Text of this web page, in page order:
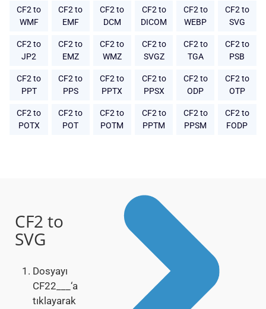
CF2 to
WMF
CF2 to
EMF
CF2 to
DCM
CF2 to
DICOM
CF2 to
WEBP
CF2 to
SVG
CF2 to
JP2
CF2 to
EMZ
CF2 to
WMZ
CF2 to
SVGZ
CF2 to
TGA
CF2 to
PSB
CF2 to
PPT
CF2 to
PPS
CF2 to
PPTX
CF2 to
PPSX
CF2 to
ODP
CF2 to
OTP
CF2 to
POTX
CF2 to
POT
CF2 to
POTM
CF2 to
PPTM
CF2 to
PPSM
CF2 to
FODP
CF2 to
SVG
Dosyayı
CF22___‘a
tıklayarak